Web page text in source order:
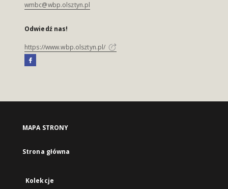
wmbc@wbp.olsztyn.pl
Odwiedź nas!
https://www.wbp.olsztyn.pl/
MAPA STRONY
Strona główna
Kolekcje